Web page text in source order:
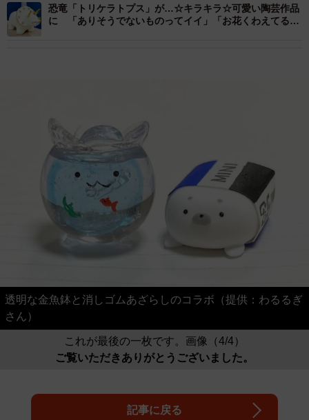
恐竜「トリケラトプス」が…☆キラキラ☆可愛い陶芸作品
に 「ありそうでないものってイイ」「お花くわえてるの
透明な金魚鉢と消しゴムあざらしのコラボ（提供：わるるぎ
さん）
これが最後の一枚です。画像（4/4）
ご覧いただきありがとうございました。
記事に戻る